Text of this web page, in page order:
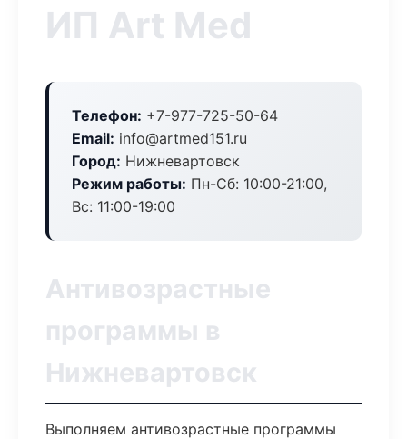
ИП Art Med
Телефон: +7-977-725-50-64
Email: info@artmed151.ru
Город: Нижневартовск
Режим работы: Пн-Сб: 10:00-21:00,
Вс: 11:00-19:00
Антивозрастные
программы в
Нижневартовск
Выполняем антивозрастные программы